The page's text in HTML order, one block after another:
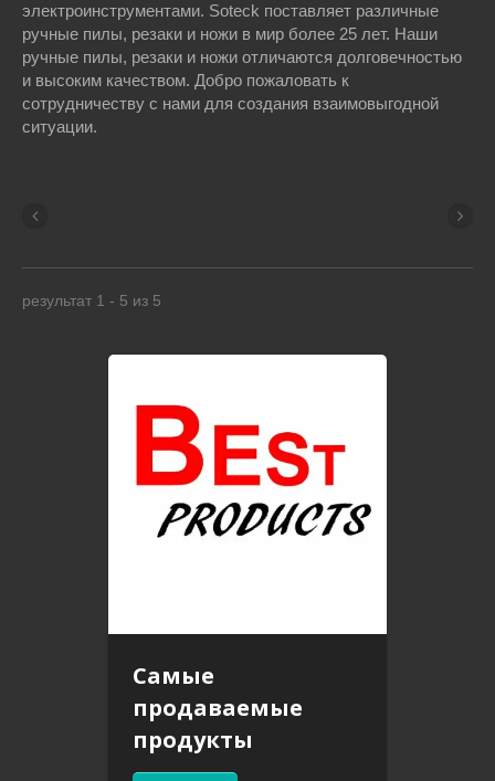
электроинструментами. Soteck поставляет различные
ручные пилы, резаки и ножи в мир более 25 лет. Наши
ручные пилы, резаки и ножи отличаются долговечностью
и высоким качеством. Добро пожаловать к
сотрудничеству с нами для создания взаимовыгодной
ситуации.
результат 1 - 5 из 5
Самые
продаваемые
продукты